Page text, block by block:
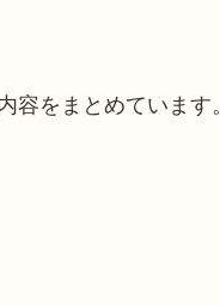
をまとめています。